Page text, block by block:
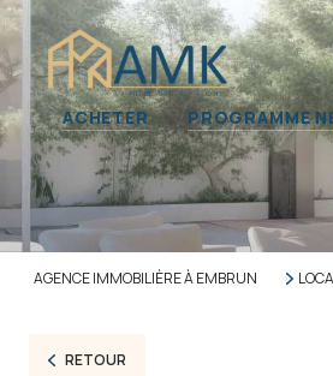
ACHETER PROGRAMME
AGENCE IMMOBILIÈRE À EMBRUN
RETOUR